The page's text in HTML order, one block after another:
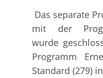
Das separate
mit der
wurde
Programm
Standard (279)